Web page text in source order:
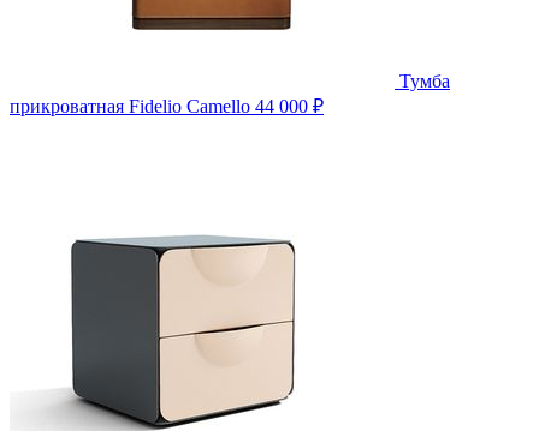
Тумба
прикроватная Fidelio Camello 44 000 ₽